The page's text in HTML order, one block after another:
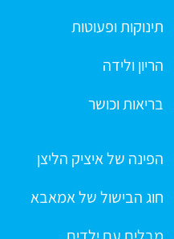
תינוקות ופעוטות
הריון ולידה
בריאות וכושר
הפינה של איציק הליצן
חוג הבישול של אמאבא